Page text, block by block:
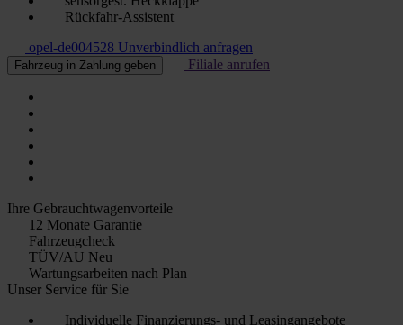
Rückfahr-Assistent
opel-de004528 Unverbindlich anfragen
Fahrzeug in Zahlung geben Filiale anrufen
Ihre Gebrauchtwagenvorteile
12 Monate Garantie
Fahrzeugcheck
TÜV/AU Neu
Wartungsarbeiten nach Plan
Unser Service für Sie
Individuelle Finanzierungs- und Leasingangebote